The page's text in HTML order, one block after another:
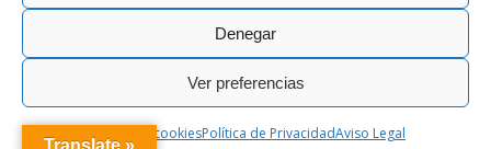
Denegar
Ver preferencias
Política de cookiesPolítica de PrivacidadAviso Legal
Ciber@stor © Todos los derechos |Política de
|Aviso
|Política de
Translate »